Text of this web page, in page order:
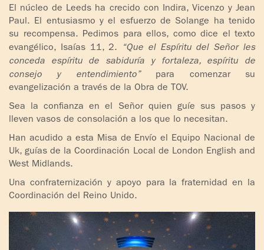
CHARLAS Y
JORNADAS DE
EVANGELIZACIÓN
ORACIÓN Y VIDA
LARRAÑAGA
LIBROS
VIDEOS
El núcleo de Leeds ha crecido con Indira, Vicenzo y Jean
Paul. El entusiasmo y el esfuerzo de Solange ha tenido
su recompensa. Pedimos para ellos, como dice el texto
evangélico, Isaías 11, 2.
“Que el Espíritu del Señor les
conceda espíritu de sabiduría y fortaleza, espíritu de
consejo y entendimiento”para comenzar su
evangelización a través de la Obra de TOV.
Sea la confianza en el Señor quien guíe sus pasos y
lleven vasos de consolación a los que lo necesitan.
Han acudido a esta Misa de Envío el Equipo Nacional de
Uk, guías de la Coordinación Local de London English and
West Midlands.
Una confraternización y apoyo para la fraternidad en la
Coordinación del Reino Unido.